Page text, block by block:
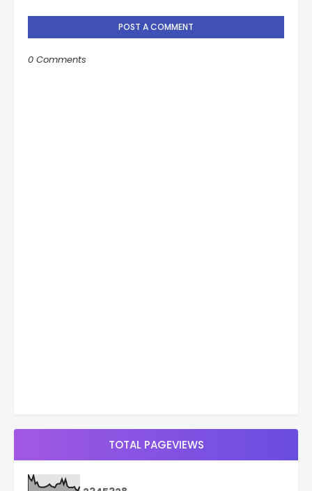
POST A COMMENT
0 Comments
TOTAL PAGEVIEWS